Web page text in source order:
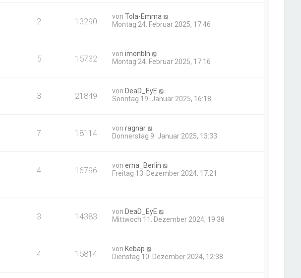
2 13290 vonTola-Emma
Montag 24. Februar 2025, 17:46
5 15732 vonimonbln
Montag 24. Februar 2025, 17:16
3 21849 von DeaD_EyE
Sonntag 19. Januar 2025, 16:18
7 18114 vonragnar
Donnerstag 9. Januar 2025, 13:33
4 16796 vonerna_Berlin
Freitag 13. Dezember 2024, 17:21
3 14383 von DeaD_EyE
Mittwoch 11. Dezember 2024, 19:38
4 15814 von Kebap
Dienstag 10. Dezember 2024, 12:38